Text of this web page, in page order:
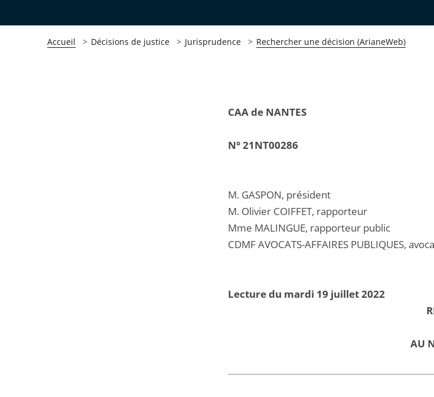
Accueil Décisions de justice Jurisprudence Rechercher une décision (ArianeWeb)
CAA de NANTES
N° 21NT00286
M. GASPON, président
M. Olivier COIFFET, rapporteur
Mme MALINGUE, rapporteur public
CDMF AVOCATS-AFFAIRES PUBLIQUES,
Lecture du mardi 19 juillet 2022
AU